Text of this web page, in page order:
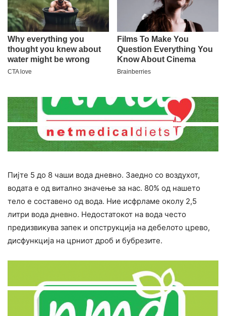
Пијте 5 до 8 чаши вода дневно. Заедно со воздухот,
водата е од витално значење за нас. 80% од нашето
тело е составено од вода. Ние исфрламе околу 2,5
литри вода дневно. Недостатокот на вода често
предизвикува запек и опструкција на дебелото црево,
дисфункција на црниот дроб и бубрезите.